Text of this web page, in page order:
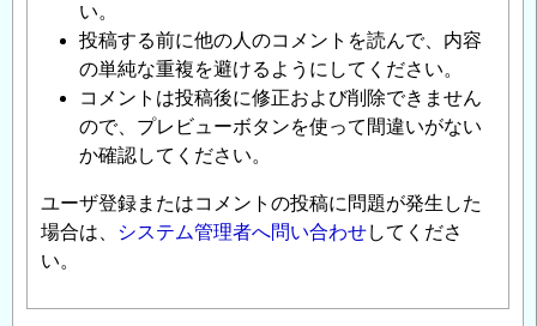
い。
投稿する前に他の人のコメントを読んで、内容
の単純な重複を避けるようにしてください。
コメントは投稿後に修正および削除できません
ので、プレビューボタンを使って間違いがない
か確認してください。
ユーザ登録またはコメントの投稿に問題が発生した
場合は、
システム管理者へ問い合わせしてくださ
い。